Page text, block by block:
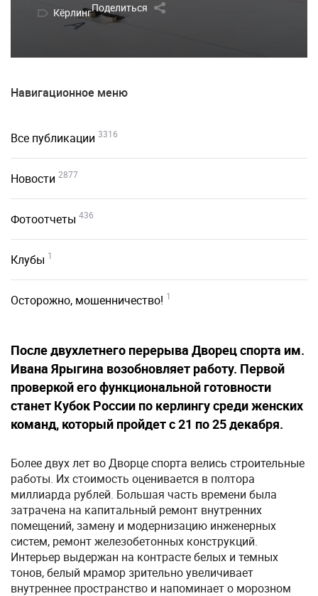
КёрлингПоделиться
Навигационное меню
Все публикации 3316
Новости 2877
Фотоотчеты 436
Клубы 1
Осторожно, мошенничество! 1
После двухлетнего перерыва Дворец спорта им.
Ивана Ярыгина возобновляет работу. Первой
проверкой его функциональной готовности
станет Кубок России по керлингу среди женских
команд, который пройдет с 21 по 25 декабря.
Более двух лет во Дворце спорта велись строительные
работы. Их стоимость оценивается в полтора
миллиарда рублей. Большая часть времени была
затрачена на капитальный ремонт внутренних
помещений, замену и модернизацию инженерных
систем, ремонт железобетонных конструкций.
Интерьер выдержан на контрасте белых и темных
тонов, белый мрамор зрительно увеличивает
внутреннее пространство и напоминает о морозном